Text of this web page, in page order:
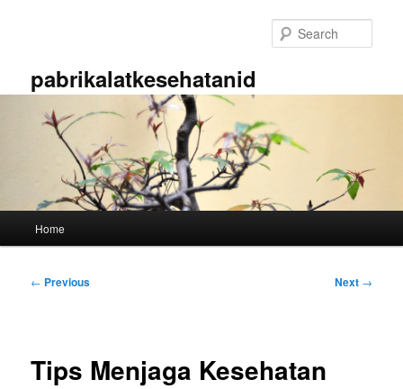
pabrikalatkesehatanid
Home
Post
← Previous Next →
Tips Menjaga Kesehatan